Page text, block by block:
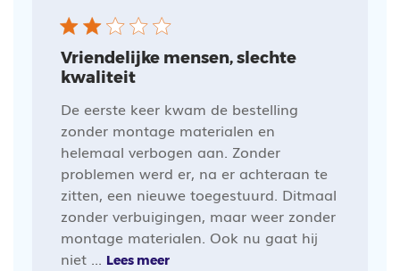
Vriendelijke mensen, slechte
kwaliteit
De eerste keer kwam de bestelling
zonder montage materialen en
helemaal verbogen aan. Zonder
problemen werd er, na er achteraan te
zitten, een nieuwe toegestuurd. Ditmaal
zonder verbuigingen, maar weer zonder
montage materialen. Ook nu gaat hij
niet ... Lees meer